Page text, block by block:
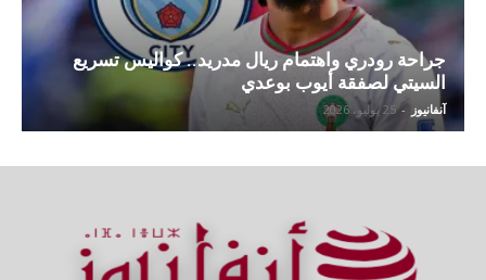
جراحة رودري واهتمام ريال مدريد.. كواليس تسريع
السيتي لصفقة أيوب بوعدي
آنفانيوز - 25 يوليو، 2026